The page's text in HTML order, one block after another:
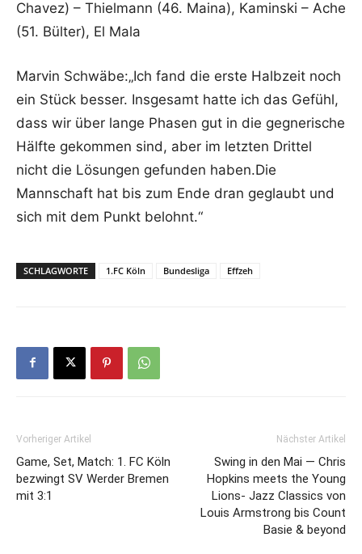
Chavez) – Thielmann (46. Maina), Kaminski – Ache
(51. Bülter), El Mala
Marvin Schwäbe:„Ich fand die erste Halbzeit noch
ein Stück besser. Insgesamt hatte ich das Gefühl,
dass wir über lange Phasen gut in die gegnerische
Hälfte gekommen sind, aber im letzten Drittel
nicht die Lösungen gefunden haben.Die
Mannschaft hat bis zum Ende dran geglaubt und
sich mit dem Punkt belohnt.“
SCHLAGWORTE 1.FC Köln Bundesliga Effzeh
Vorheriger Artikel
Game, Set, Match: 1. FC Köln
bezwingt SV Werder Bremen
mit 3:1
Nächster Artikel
Swing in den Mai — Chris
Hopkins meets the Young
Lions- Jazz Classics von
Louis Armstrong bis Count
Basie & beyond